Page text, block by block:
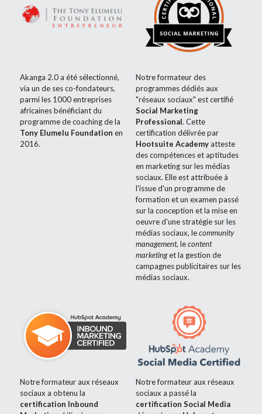
Akanga 2.0 a été sélectionné,
via un de ses co-fondateurs,
parmi les 1000 entreprises
africaines bénéficiant du
Tony Elumelu Foundation en
2016.
Notre formateur des
programmes dédiés aux
Social Marketing
Professional. Cette
Hootsuite Academy atteste
des compétences et aptitudes
en marketing sur les médias
sociaux. Elle est attribuée à
l'issue d'un programme de
formation et un examen passé
sur la conception et la mise en
oeuvre d'une stratégie sur les
médias sociaux, le community
management, le content
marketing et la gestion de
campagnes publicitaires sur les
médias sociaux.
Notre formateur aux réseaux
certification Inbound
Notre formateur aux réseaux
certification Social Media